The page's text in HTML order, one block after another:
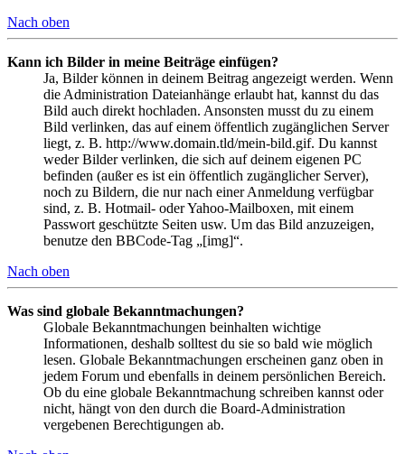
Nach oben
Kann ich Bilder in meine Beiträge einfügen?
Ja, Bilder können in deinem Beitrag angezeigt werden. Wenn
die Administration Dateianhänge erlaubt hat, kannst du das
Bild auch direkt hochladen. Ansonsten musst du zu einem
Bild verlinken, das auf einem öffentlich zugänglichen Server
liegt, z. B. http://www.domain.tld/mein-bild.gif. Du kannst
weder Bilder verlinken, die sich auf deinem eigenen PC
befinden (außer es ist ein öffentlich zugänglicher Server),
noch zu Bildern, die nur nach einer Anmeldung verfügbar
sind, z. B. Hotmail- oder Yahoo-Mailboxen, mit einem
Passwort geschützte Seiten usw. Um das Bild anzuzeigen,
benutze den BBCode-Tag „[img]“.
Nach oben
Was sind globale Bekanntmachungen?
Globale Bekanntmachungen beinhalten wichtige
Informationen, deshalb solltest du sie so bald wie möglich
lesen. Globale Bekanntmachungen erscheinen ganz oben in
jedem Forum und ebenfalls in deinem persönlichen Bereich.
Ob du eine globale Bekanntmachung schreiben kannst oder
nicht, hängt von den durch die Board-Administration
vergebenen Berechtigungen ab.